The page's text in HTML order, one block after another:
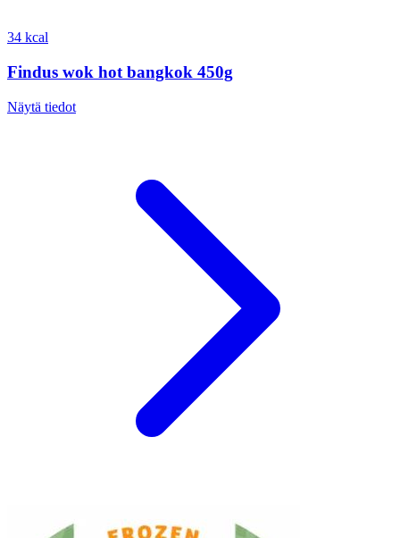
34 kcal
Findus wok hot bangkok 450g
Näytä tiedot